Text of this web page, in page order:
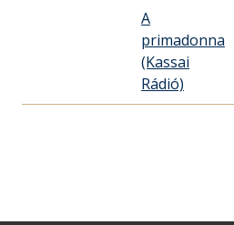
A
primadonna
(Kassai
Rádió)